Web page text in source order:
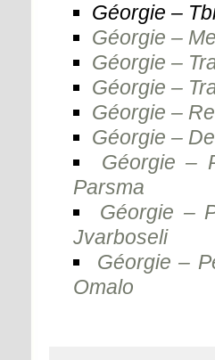
Géorgie –
Géorgie –
Géorgie –
Géorgie –
Géorgie –
Géorgie –
Géorgie –
Parsma
Géorgie –
Jvarboseli
Géorgie –
Omalo